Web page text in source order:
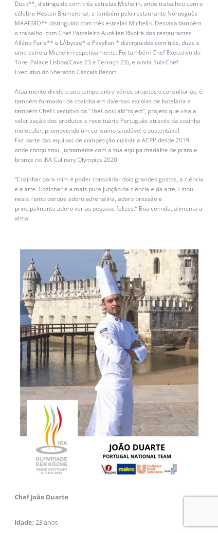
Duck**, distinguido com três estrelas Michelin, onde trabalhou com o
célebre Heston Blumenthal, e também pelo restaurante Norueguês
MAAEMO** distinguido com três estrelas Michelin. Destaca também
o trabalho com Chef Pasteleiro Aurélien Rivoire dos restaurantes
Alléno Paris** e LÁbysse* e Pavyllon * distinguidos com três, duas e
uma estrela Michelin respetivamente. Foi também Chef Executivo do
Torel Palace Lisboa(Cave 23 e Terraço 23), e ainda Sub-Chef
Executivo do Sheraton Cascais Resort.
Atualmente divide o seu tempo entre vários projetos e consultorias, é
também formador de cozinha em diversas escolas de hotelaria e
também Chef Executivo do “TheCookLabProject”, projeto que visa a
valorização dos produtos e receituário Português através da cozinha
molecular, promovendo um consumo saudável e sustentável.
Faz parte das equipas de competição culinária ACPP desde 2019,
onde conquistou, juntamente com a sua equipa medalhe de prata e
bronze no IKA Culinary Olympics 2020.
“Cozinhar para mim é poder consolidar dois grandes gostos, a ciência
e a arte. Cozinhar é a mais pura junção da ciência e da arte, Estou
neste ramo porque adoro adrenalina, adoro pressão e
principalmente adoro ver as pessoas felizes.” Boa comida, alimenta a
alma!
Chef João Duarte
Idade: 23 anos